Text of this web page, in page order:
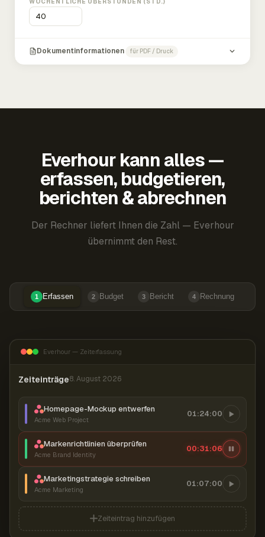
Dokumentinformationen für PDF / Druck
Everhour kann alles —
erfassen, budgetieren,
berichten & abrechnen
Der Rechner liefert Ihnen die Zahl — Everhour
übernimmt den Rest.
1 Erfassen 2 Budget 3 Bericht 4 Rechnung
Everhour — Zeiterfassung
Zeiteinträge8. August 2026
Homepage-Mockup entwerfen
Acme Web Project
01:24:00
Markenrichtlinien überprüfen
Acme Brand Identity
00:31:07
Marketingstrategie schreiben
Acme Marketing
01:07:00
Zeiteintrag hinzufügen